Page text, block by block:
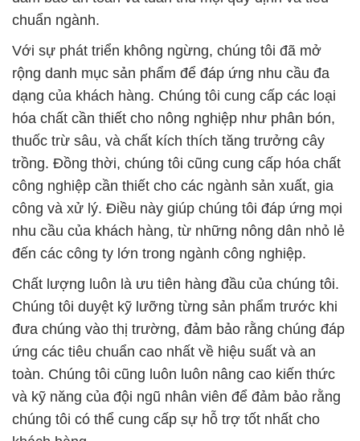
được tiếp tục hợp tác và xây dựng mối quan hệ lâu
ủng hộ Công ty Hóa chất Đắc Trường Phát.
# Công ty bán ∩ kinh doanh hóa chất Hóa chất
Hydroxypropyl Methyl Cellulose — Bột Chất Tạo
Đông HPMC tại Hậu Giang
# Địa chỉ chuyên thương mại ≥ cung cấp hóa chất
Hóa chất Hydroxypropyl Methyl Cellulose — Bột
Chất Tạo Đông HPMC tại Hậu Giang
# Nơi chuyên phân phối ∩ cung ứng hóa chất Hóa
chất Hydroxypropyl Methyl Cellulose — Bột Chất
# Công ty cung cấp ( thương mại ) hóa chất Hóa
chất Hydroxypropyl Methyl Cellulose — Bột Chất
Tạo Đông HPMC tại Hậu Giang
# Đơn vị chuyên cung ứng Σ phân phối hóa chất
Hóa chất Hydroxypropyl Methyl Cellulose — Bột
Chất Tạo Đông HPMC tại Hậu Giang
# Công ty chuyên bán Σ kinh doanh hóa chất Hóa